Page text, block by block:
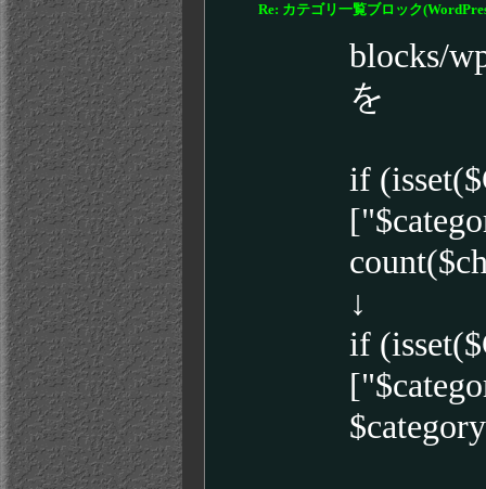
Re: カテゴリ一覧ブロック
blocks/
を
if
↓
if